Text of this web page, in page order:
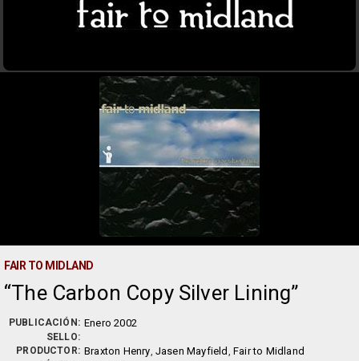
FEEEDBACK
FAIR TO MIDLAND
The Carbon Copy Silver Lining
PUBLICACIÓN: Enero 2002
SELLO:
PRODUCTOR: Braxton Henry, Jasen Mayfield , Fair to Midland